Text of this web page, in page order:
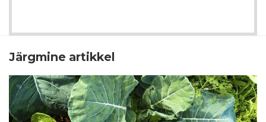
Järgmine artikkel